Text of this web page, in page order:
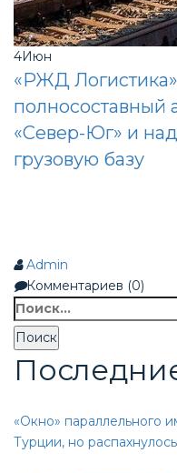
4Июн
«РЖД
полносоставный
«Север-Юг» и
грузовую базу
Admin
Комментариев (0)
Найти:
«Окно» параллельного
Турции, но